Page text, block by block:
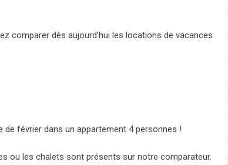
comparer dès aujourd’hui les locations de vacances
février dans un appartement 4 personnes !
ou les chalets sont présents sur notre comparateur.